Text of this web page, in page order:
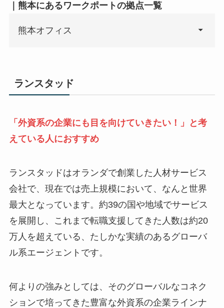
｜熊本にあるワークポートの拠点一覧
熊本オフィス
ランスタッド
「外資系の企業にも目を向けていきたい！」と考
えている人におすすめ
ランスタッドはオランダで創業した人材サービス
会社で、現在では売上規模において、なんと世界
最大となっています。約39の国や地域でサービス
を展開し、これまで転職支援してきた人数は約20
万人を超えている、たしかな実績のあるグローバ
ル系エージェントです。
何よりの強みとしては、そのグローバルなコネク
ションで培ってきた豊富な外資系の企業ラインナ